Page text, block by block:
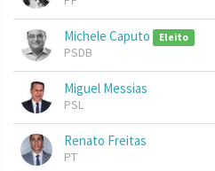
Michele Caputo Eleito
PSDB
Miguel Messias
PSL
Renato Freitas
PT